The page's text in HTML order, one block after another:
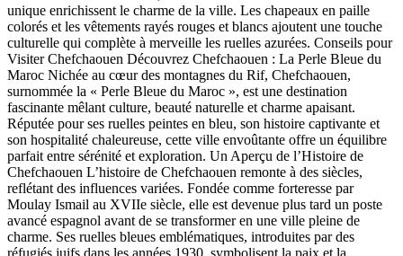
unique enrichissent le charme de la ville. Les chapeaux en paille
colorés et les vêtements rayés rouges et blancs ajoutent une touche
culturelle qui complète à merveille les ruelles azurées. Conseils pour
Visiter Chefchaouen Découvrez Chefchaouen : La Perle Bleue du
Maroc Nichée au cœur des montagnes du Rif, Chefchaouen,
surnommée la « Perle Bleue du Maroc », est une destination
fascinante mêlant culture, beauté naturelle et charme apaisant.
Réputée pour ses ruelles peintes en bleu, son histoire captivante et
son hospitalité chaleureuse, cette ville envoûtante offre un équilibre
parfait entre sérénité et exploration. Un Aperçu de l’Histoire de
Chefchaouen L’histoire de Chefchaouen remonte à des siècles,
reflétant des influences variées. Fondée comme forteresse par
Moulay Ismail au XVIIe siècle, elle est devenue plus tard un poste
avancé espagnol avant de se transformer en une ville pleine de
charme. Ses ruelles bleues emblématiques, introduites par des